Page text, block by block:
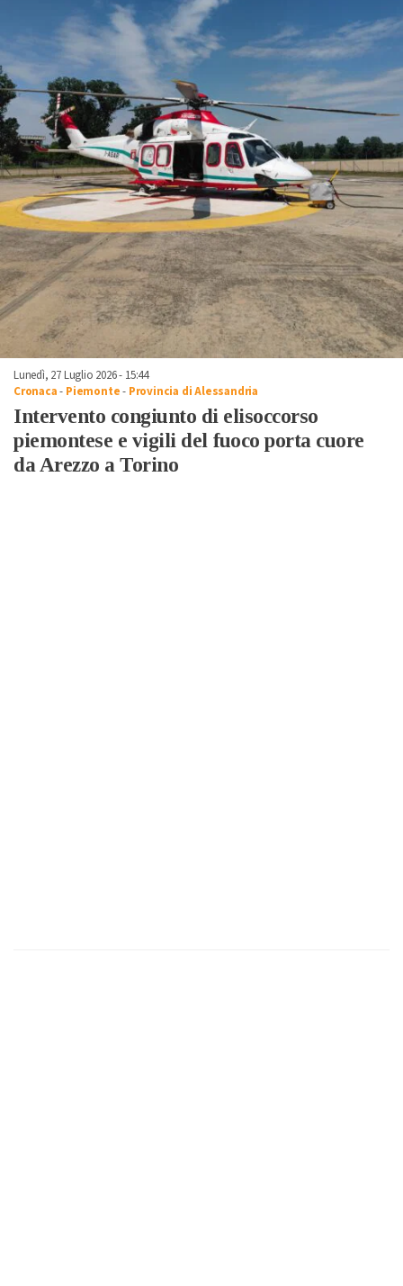
Lunedì, 27 Luglio 2026 - 15:44
Cronaca- Piemonte- Provincia di Alessandria
Intervento congiunto di elisoccorso
piemontese e vigili del fuoco porta cuore
da Arezzo a Torino